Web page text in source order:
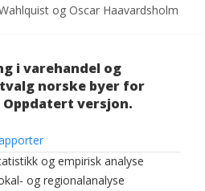
og Oscar Haavardsholm
i varehandel og
norske byer for
Oppdatert versjon.
og empirisk analyse
og regionalanalyse